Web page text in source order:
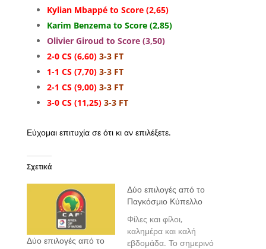
Kylian Mbappé to Score (2,65)
Karim Benzema to Score (2,85)
Olivier Giroud to Score (3,50)
2-0 CS (6,60)3-3 FT
1-1 CS (7,70)3-3 FT
2-1 CS (9,00)3-3 FT
3-0 CS (11,25)3-3 FT
Εύχομαι επιτυχία σε ότι κι αν επιλέξετε.
Σχετικά
Δύο επιλογές από το
Δύο επιλογές από το
Παγκόσμιο Κύπελλο
Φίλες και φίλοι,
καλημέρα και καλή
εβδομάδα. Το σημερινό